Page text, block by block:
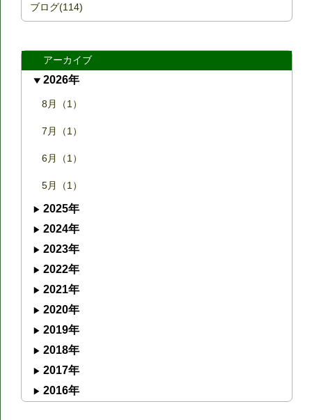
ブログ(114)
アーカイブ
2026年
8月（1）
7月（1）
6月（1）
5月（1）
2025年
2024年
2023年
2022年
2021年
2020年
2019年
2018年
2017年
2016年